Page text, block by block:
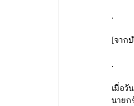
.
[จาก
.
เมื่อวั
นายก